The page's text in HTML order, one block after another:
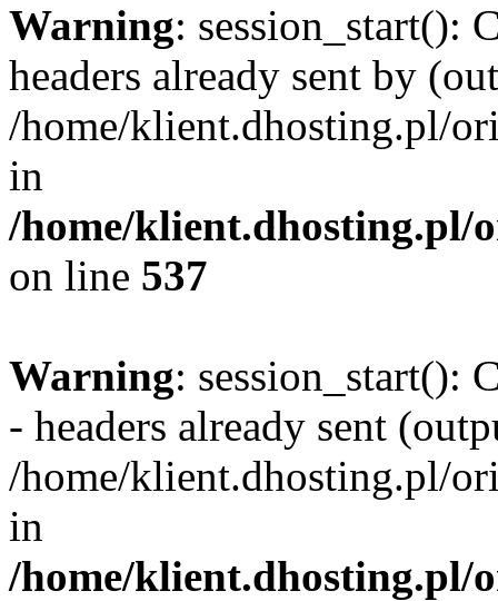
Warning: session_start():
headers already sent by
/home/klient.dhosting.pl/
in
/home/klient.dhosting.pl/
on line 537
Warning: session_start():
- headers already sent
/home/klient.dhosting.pl/
in
/home/klient.dhosting.pl/